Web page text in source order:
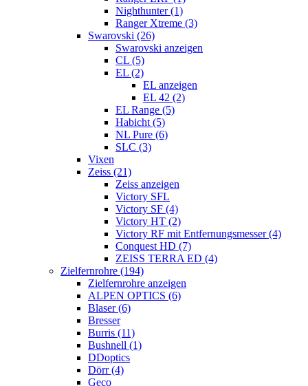
Nighthunter (1)
Ranger Xtreme (3)
Swarovski (26)
Swarovski anzeigen
CL (5)
EL (2)
EL anzeigen
EL 42 (2)
EL Range (5)
Habicht (5)
NL Pure (6)
SLC (3)
Vixen
Zeiss (21)
Zeiss anzeigen
Victory SFL
Victory SF (4)
Victory HT (2)
Victory RF mit Entfernungsmesser (4)
Conquest HD (7)
ZEISS TERRA ED (4)
Zielfernrohre (194)
Zielfernrohre anzeigen
ALPEN OPTICS (6)
Blaser (6)
Bresser
Burris (11)
Bushnell (1)
DDoptics
Dörr (4)
Geco